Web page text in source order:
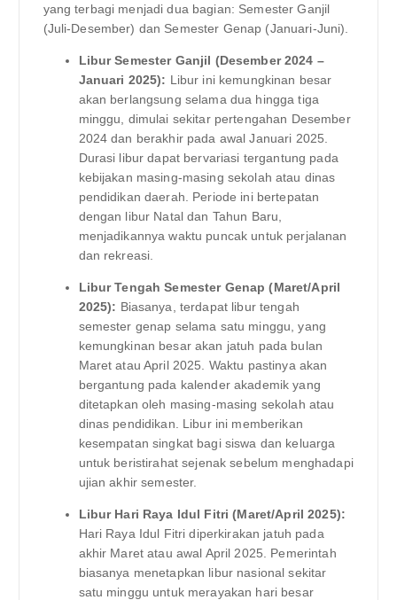
yang terbagi menjadi dua bagian: Semester Ganjil
(Juli-Desember) dan Semester Genap (Januari-Juni).
Libur Semester Ganjil (Desember 2024 –
Januari 2025): Libur ini kemungkinan besar
akan berlangsung selama dua hingga tiga
minggu, dimulai sekitar pertengahan Desember
2024 dan berakhir pada awal Januari 2025.
Durasi libur dapat bervariasi tergantung pada
kebijakan masing-masing sekolah atau dinas
pendidikan daerah. Periode ini bertepatan
dengan libur Natal dan Tahun Baru,
menjadikannya waktu puncak untuk perjalanan
dan rekreasi.
Libur Tengah Semester Genap (Maret/April
2025): Biasanya, terdapat libur tengah
semester genap selama satu minggu, yang
kemungkinan besar akan jatuh pada bulan
Maret atau April 2025. Waktu pastinya akan
bergantung pada kalender akademik yang
ditetapkan oleh masing-masing sekolah atau
dinas pendidikan. Libur ini memberikan
kesempatan singkat bagi siswa dan keluarga
untuk beristirahat sejenak sebelum menghadapi
ujian akhir semester.
Libur Hari Raya Idul Fitri (Maret/April 2025):
Hari Raya Idul Fitri diperkirakan jatuh pada
akhir Maret atau awal April 2025. Pemerintah
biasanya menetapkan libur nasional sekitar
satu minggu untuk merayakan hari besar